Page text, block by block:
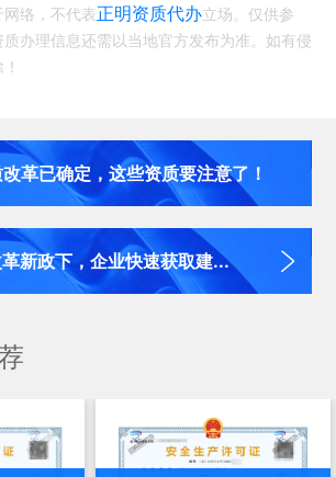
络，不代表正明资质代办立场。仅供参
办理信息还需以当地官方发布为准。如有侵
革已确定，这些资质要注意了！
新政下，企业快速获取建...